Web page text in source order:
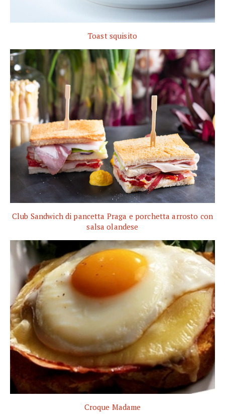
Toast squisito
Club Sandwich di pancetta Praga e porchetta arrosto con
salsa olandese
Croque Madame